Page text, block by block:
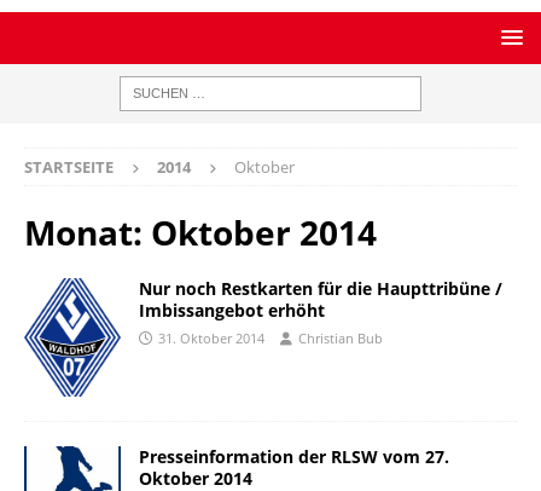
STARTSEITE 2014 Oktober
Monat: Oktober 2014
Nur noch Restkarten für die Haupttribüne /
Imbissangebot erhöht
31. Oktober 2014 Christian Bub
Presseinformation der RLSW vom 27.
Oktober 2014